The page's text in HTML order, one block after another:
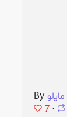
Byمایلو
7 ⋅